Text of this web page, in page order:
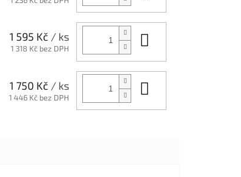
1 595 Kč / ks
1 318 Kč bez DPH
1 750 Kč / ks
1 446 Kč bez DPH